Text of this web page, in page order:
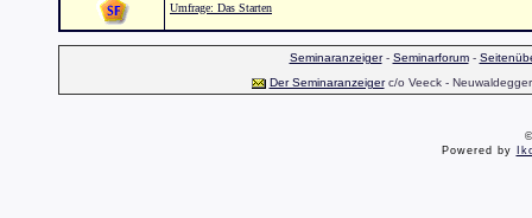
Umfrage: Das Starten
Seminaranzeiger- Seminarforum-
Der Seminaranzeigerc/o Veeck -
Powered by